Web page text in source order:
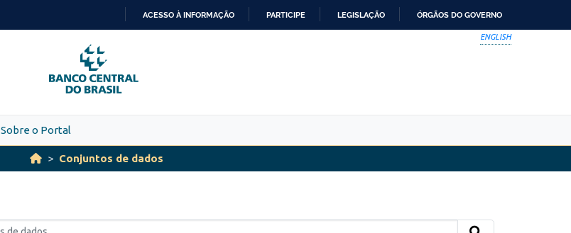
PARA
O
CONTEÚDO
ACESSO À INFORMAÇÃO PARTICIPE LEGISLAÇÃO ÓRGÃOS DO GOVERNO
ENGLISH
Sobre o Portal
Conjuntos de dados